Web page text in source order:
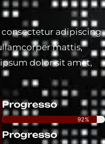
adipiscing
mattis,
dolor sit amet,
Progresso
92%
Progresso